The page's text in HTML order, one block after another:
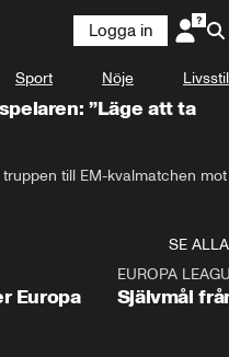
Logga in
Sport Nöje Livsstil
”Läge att ta
till EM-kvalmatchen mot
SE ALLA
Europa
EUROPA
Självmål